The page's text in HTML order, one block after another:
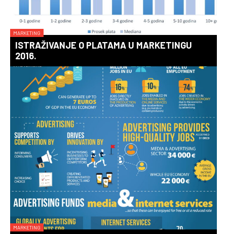
MARKETING
ISTRAŽIVANJE O PLATAMA U MARKETINGU
2016.
MARKETING